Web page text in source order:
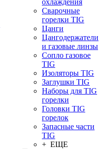
охлаждения
Сварочные
горелки TIG
Цанги
Цангодержатели
и газовые линзы
Сопло газовое
TIG
Изоляторы TIG
Заглушки TIG
Наборы для TIG
горелки
Головки TIG
горелок
Запасные части
TIG
+ ЕЩЕ